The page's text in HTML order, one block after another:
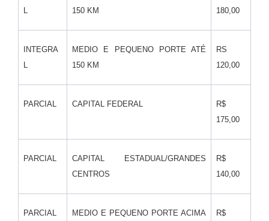
150 KM
180,00
INTEGRA
MEDIO E PEQUENO PORTE ATÉ
150 KM
RS
120,00
PARCIAL CAPITAL FEDERAL
R$
175,00
PARCIAL
CAPITAL ESTADUAL/GRANDES
CENTROS
R$
140,00
PARCIAL MEDIO E PEQUENO PORTE ACIMA R$